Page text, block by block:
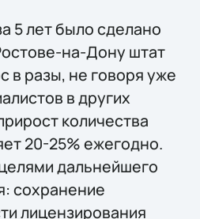
5 лет было сделано
на-Дону штат
в разы, не говоря уже
в других
количества
20-25% ежегодно.
дальнейшего
сохранение
лицензирования